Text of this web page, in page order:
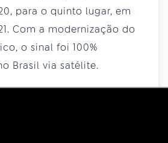
para o quinto lugar, em
Com a modernização do
o sinal foi 100%
Brasil via satélite.